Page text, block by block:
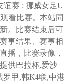
谊赛 : 挪威女足U
看比赛。本站同
。比赛结束后可
事结果、赛事相
播，比赛录像，
供巴拉杯,爱沙
罗甲,韩K4联,中港